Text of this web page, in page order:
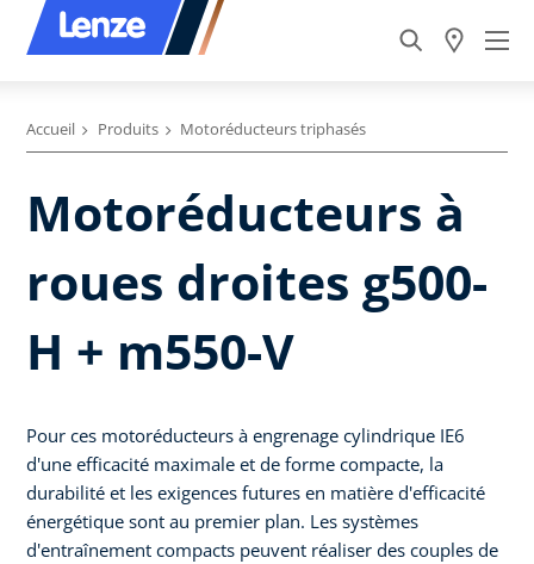
Accueil Produits Motoréducteurs triphasés
Motoréducteurs à
roues droites g500-
H + m550-V
Pour ces motoréducteurs à engrenage cylindrique IE6
d'une efficacité maximale et de forme compacte, la
durabilité et les exigences futures en matière d'efficacité
énergétique sont au premier plan. Les systèmes
d'entraînement compacts peuvent réaliser des couples de